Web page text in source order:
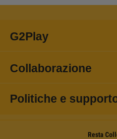
G2Play
Collaborazione
Politiche e
Resta